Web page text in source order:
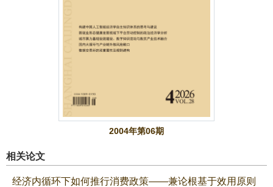
2004年第06期
相关论文
经济内循环下如何推行消费政策——兼论根基于效用原则